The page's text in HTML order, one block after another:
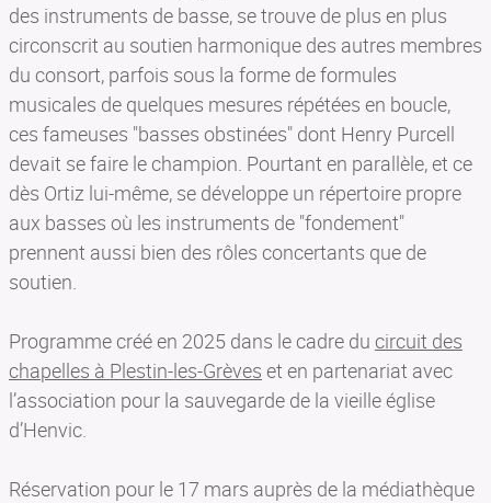
des instruments de basse, se trouve de plus en plus
circonscrit au soutien harmonique des autres membres
du consort, parfois sous la forme de formules
musicales de quelques mesures répétées en boucle,
ces fameuses "basses obstinées" dont Henry Purcell
devait se faire le champion. Pourtant en parallèle, et ce
dès Ortiz lui-même, se développe un répertoire propre
aux basses où les instruments de "fondement"
prennent aussi bien des rôles concertants que de
soutien.
Programme créé en 2025 dans le cadre du circuit des
chapelles à Plestin-les-Grèves et en partenariat avec
l’association pour la sauvegarde de la vieille église
d’Henvic.
Réservation pour le 17 mars auprès de la médiathèque